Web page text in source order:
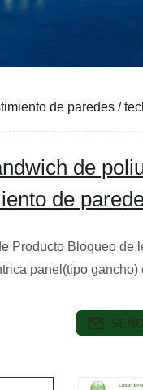
de paredes /
de
de
Producto Bloqueo
panel(tipo